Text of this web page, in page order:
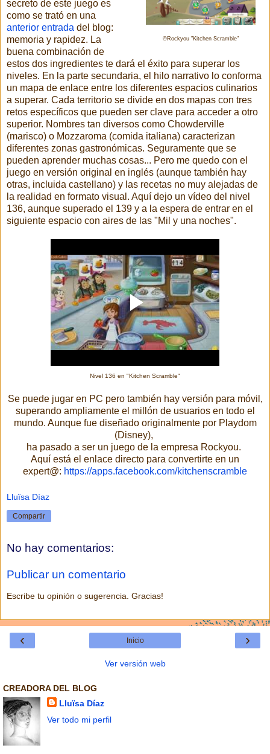
©Rockyou "Kitchen Scramble"
secreto de este juego es
como se trató en una
anterior entrada del blog:
memoria y rapidez. La
buena combinación de
estos dos ingredientes te dará el éxito para superar los
niveles. En la parte secundaria, el hilo narrativo lo conforma
un mapa de enlace entre los diferentes espacios culinarios
a superar. Cada territorio se divide en dos mapas con tres
retos específicos que pueden ser clave para acceder a otro
superior. Nombres tan diversos como Chowderville
(marisco) o Mozzaroma (comida italiana) caracterizan
diferentes zonas gastronómicas. Seguramente que se
pueden aprender muchas cosas... Pero me quedo con el
juego en versión original en inglés (aunque también hay
otras, incluida castellano) y las recetas no muy alejadas de
la realidad en formato visual. Aquí dejo un vídeo del nivel
136, aunque superado el 139 y a la espera de entrar en el
siguiente espacio con aires de las "Mil y una noches".
Nivel 136 en "Kitchen Scramble"
Se puede jugar en PC pero también hay versión para móvil,
superando ampliamente el millón de usuarios en todo el
mundo. Aunque fue diseñado originalmente por Playdom
(Disney),
ha pasado a ser un juego de la empresa Rockyou.
Aquí está el enlace directo para convertirte en un
expert@: https://apps.facebook.com/kitchenscramble
Lluïsa Díaz
Compartir
No hay comentarios:
Publicar un comentario
Escribe tu opinión o sugerencia. Gracias!
‹ ›
Inicio
Ver versión web
CREADORA DEL BLOG
Lluïsa Díaz
Ver todo mi perfil